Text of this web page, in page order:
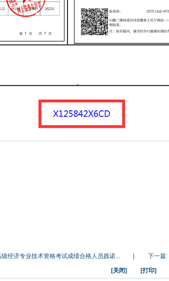
经济专业技术资格考试成绩合格人员践诺... 下一篇:
[关闭] [打印]